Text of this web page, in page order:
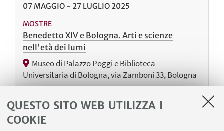
QUESTO SITO WEB UTILIZZA I
COOKIE
07 MAGGIO - 27 LUGLIO 2025
MOSTRE
Benedetto XIV e Bologna. Arti e scienze
nell'età dei lumi
Museo di Palazzo Poggi e Biblioteca
Universitaria di Bologna, via Zamboni 33, Bologna
culturale svolta da papa Benedetto XIV, al secolo
Prospero Lambertini (Bologna 1675-Roma 1758),
strettamente legata alla storia cittadina